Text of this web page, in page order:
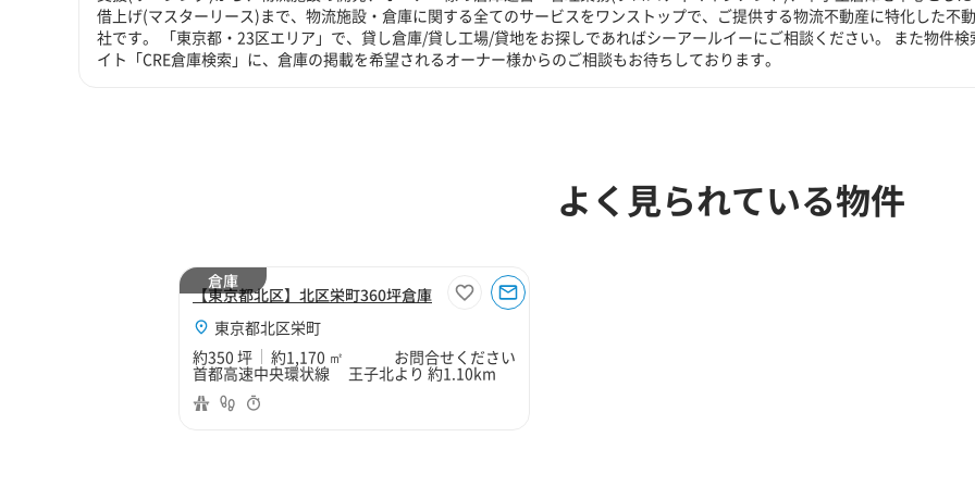
借上げ(マスターリース)まで、物流施設・倉庫に関する全てのサービスをワンストップで、ご提供する物流不動産に特化した不
社です。 「東京都・23区エリア」で、貸し倉庫/貸し工場/貸地をお探しであればシーアールイーにご相談ください。 また物件検
イト「CRE倉庫検索」に、倉庫の掲載を希望されるオーナー様からのご相談もお待ちしております。
よく見られている物件
【東京都北区】北区栄町360坪倉庫
東京都北区栄町
約350 坪
約1,170 ㎡ お問合せください
首都高速中央環状線 王子北より 約1.10km
倉庫